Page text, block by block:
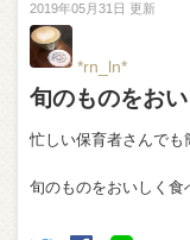
2019年05月31日 更新
*rn_ln*
旬のものをお
忙しい保育者さんでも
旬のものをおいしく食